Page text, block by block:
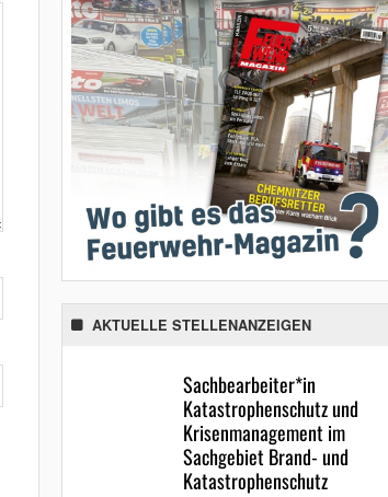
AKTUELLE STELLENANZEIGEN
Sachbearbeiter*in
Katastrophenschutz und
Krisenmanagement im
Sachgebiet Brand- und
Katastrophenschutz